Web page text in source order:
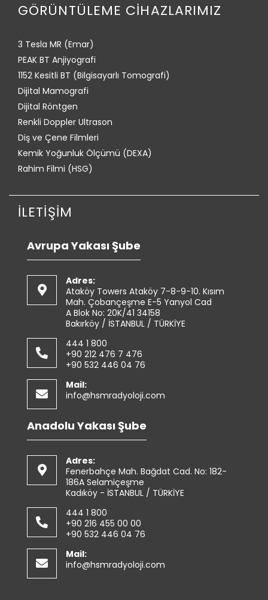
GÖRÜNTÜLEME CİHAZLARIMIZ
3 Tesla MR (Emar)
PEAK BT Anjiyografi
1152 Kesitli BT (Bilgisayarlı Tomografi)
Dijital Mamografi
Dijital Röntgen
Renkli Doppler Ultrason
Diş ve Çene Filmleri
Kemik Yoğunluk Ölçümü (DEXA)
Rahim Filmi (HSG)
İLETİŞİM
Avrupa Yakası Şube
Adres:
Ataköy Towers Ataköy 7-8-9-10. Kısım
Mah. Çobançeşme E-5 Yanyol Cad
A Blok No: 20K/41 34158
Bakırköy / İSTANBUL / TÜRKİYE
444 1 800
+90 212 476 7 476
+90 532 446 04 76
Mail:
info@hsmradyoloji.com
Anadolu Yakası Şube
Adres:
Fenerbahçe Mah. Bağdat Cad. No: 182-
186A Selamiçeşme
Kadıköy - İSTANBUL / TÜRKİYE
444 1 800
+90 216 455 00 00
+90 532 446 04 76
Mail:
info@hsmradyoloji.com